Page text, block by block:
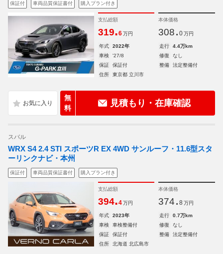
保証付 車両品質保証書付 購入プラン付き
支払総額
319.6 万円
本体価格
308. 0 万円
年式 2022年 走行
4.4万km
車検
'27/8 修復
なし
保証
保証付 整備
法定整備付
住所
東京都 立川市
無
料
見積もり・在庫確認
スバル
WRX S4 2.4 STI スポーツR EX 4WD サンルーフ・11.6型スタ
ーリンクナビ・本州
保証付 車両品質保証書付 購入プラン付き
支払総額
394.4 万円
本体価格
374. 8 万円
年式 2023年 走行
0.7万km
車検
車検整備付 修復
なし
保証
保証付 整備
法定整備付
住所
北海道 北広島市